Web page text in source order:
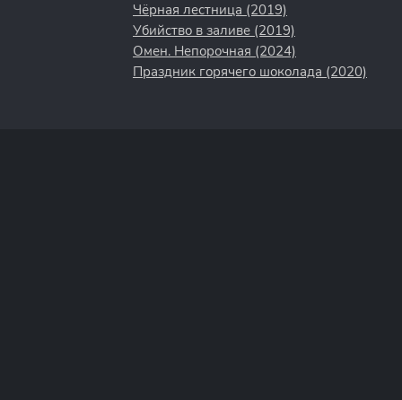
Чёрная лестница (2019)
Убийство в заливе (2019)
Омен. Непорочная (2024)
Праздник горячего шоколада (2020)